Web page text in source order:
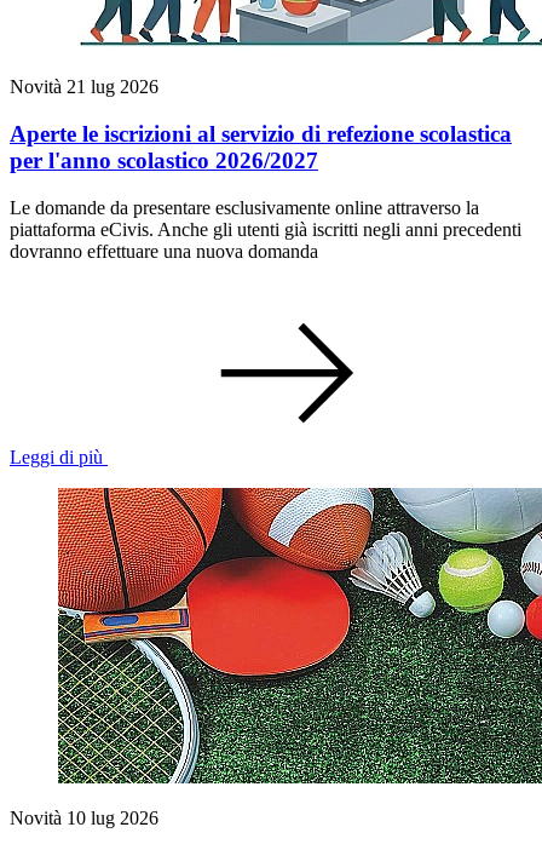
Novità 21 lug 2026
Aperte le iscrizioni al servizio di refezione scolastica
per l'anno scolastico 2026/2027
Le domande da presentare esclusivamente online attraverso la
piattaforma eCivis. Anche gli utenti già iscritti negli anni precedenti
dovranno effettuare una nuova domanda
Leggi di più
Novità 10 lug 2026